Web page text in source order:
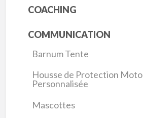
COACHING
COMMUNICATION
Barnum Tente
Housse de Protection Moto
Personnalisée
Mascottes